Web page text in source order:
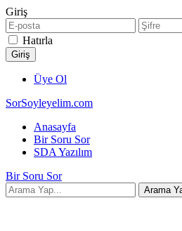
Giriş
Hatırla
Üye Ol
SorSoyleyelim.com
Anasayfa
Bir Soru Sor
SDA Yazılım
Bir Soru Sor